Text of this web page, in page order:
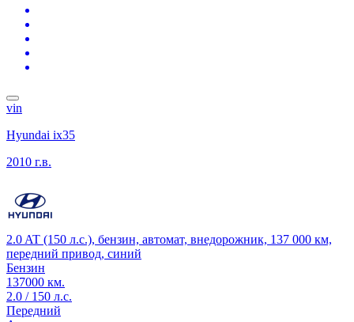
vin
Hyundai ix35
2010 г.в.
2.0 AT (150 л.с.), бензин, автомат, внедорожник, 137 000 км,
передний привод, синий
Бензин
137000 км.
2.0 / 150 л.с.
Передний